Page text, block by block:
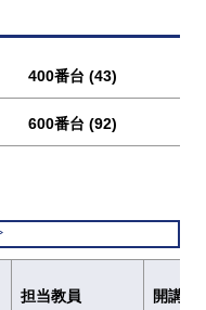
400番台 (43)
600番台 (92)
担当教員 開講元